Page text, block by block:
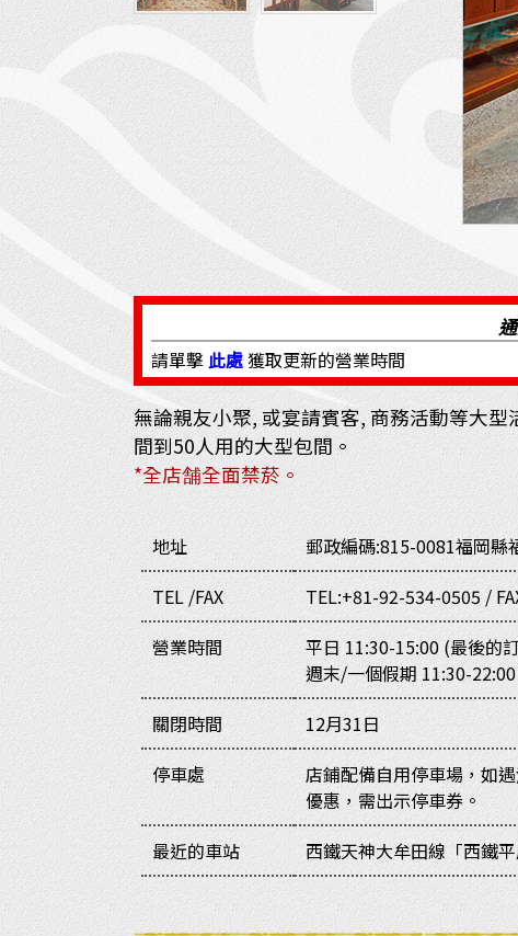
請單擊此處獲取更新的營業時間
無論親友小聚, 或宴請賓客, 商務活動等大
間到50人用的大型包間。
*全店舗全面禁菸。
地址 郵政編碼:815-0081福岡縣
TEL /FAX
TEL:+81-92-534-0505 /
營業時間
平日 11:30-15:00 (最後的
週末/一個假期 11:30-
關閉時間
12月31日
停車處
店鋪配備自用停車場，如
優惠，需出示停車券。
最近的車站
西鐵天神大牟田線「西鐵